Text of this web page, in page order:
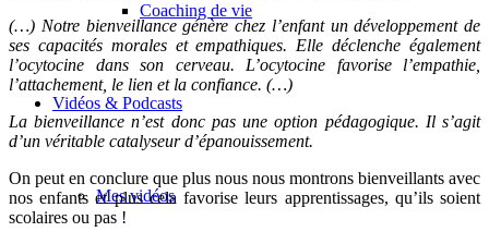
Coaching de vie
Vidéos & Podcasts
Mes vidéos
(…) Notre bienveillance génère chez l’enfant un développement de
ses capacités morales et empathiques. Elle déclenche également
l’ocytocine dans son cerveau. L’ocytocine favorise l’empathie,
l’attachement, le lien et la confiance. (…)
La bienveillance n’est donc pas une option pédagogique. Il s’agit
d’un véritable catalyseur d’épanouissement.
On peut en conclure que plus nous nous montrons bienveillants avec
nos enfants et plus cela favorise leurs apprentissages, qu’ils soient
scolaires ou pas !